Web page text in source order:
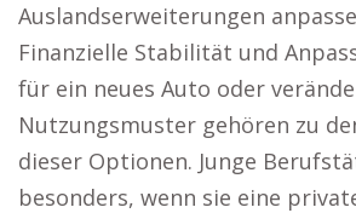
Auslandserweiterungen
Finanzielle Stabilität und
für ein neues Auto oder
Nutzungsmuster gehören zu
dieser Optionen. Junge
besonders, wenn sie eine